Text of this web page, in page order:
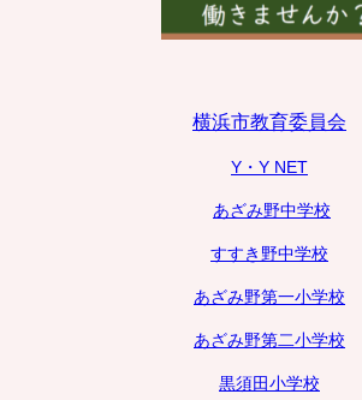
横浜市教育委員会
Y・Y NET
あざみ野中学校
すすき野中学校
あざみ野第一小学校
あざみ野第二小学校
黒須田小学校